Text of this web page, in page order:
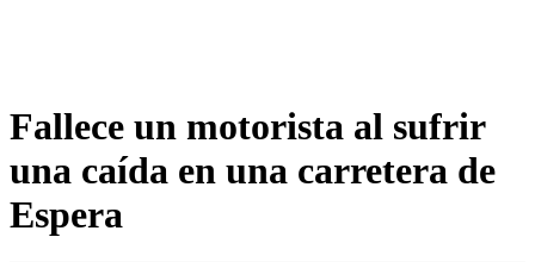
Fallece un motorista al sufrir
una caída en una carretera de
Espera